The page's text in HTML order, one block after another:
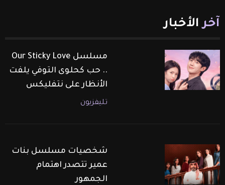
آخر الأخبار
مسلسل Our Sticky Love
.. حب كحلوى التوفي يلفت
الأنظار على نتفليكس
تليفزيون
شخصيات مسلسل بنات
عمير تتصدر اهتمام
الجمهور